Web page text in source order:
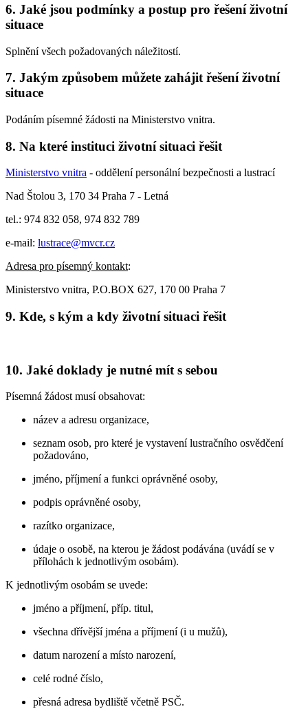
6. Jaké jsou podmínky a postup pro řešení životní
situace
Splnění všech požadovaných náležitostí.
7. Jakým způsobem můžete zahájit řešení životní
situace
Podáním písemné žádosti na Ministerstvo vnitra.
8. Na které instituci životní situaci řešit
Ministerstvo vnitra - oddělení personální bezpečnosti a lustrací
Nad Štolou 3, 170 34 Praha 7 - Letná
tel.: 974 832 058, 974 832 789
e-mail: lustrace@mvcr.cz
Adresa pro písemný kontakt:
Ministerstvo vnitra, P.O.BOX 627, 170 00 Praha 7
9. Kde, s kým a kdy životní situaci řešit
10. Jaké doklady je nutné mít s sebou
Písemná žádost musí obsahovat:
název a adresu organizace,
seznam osob, pro které je vystavení lustračního osvědčení
požadováno,
jméno, příjmení a funkci oprávněné osoby,
podpis oprávněné osoby,
razítko organizace,
údaje o osobě, na kterou je žádost podávána (uvádí se v
přílohách k jednotlivým osobám).
K jednotlivým osobám se uvede:
jméno a příjmení, příp. titul,
všechna dřívější jména a příjmení (i u mužů),
datum narození a místo narození,
celé rodné číslo,
přesná adresa bydliště včetně PSČ.